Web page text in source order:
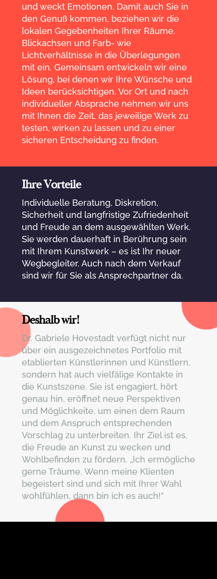
und weckt Emotionen. Damit auch Sie in
den Genuß kommen, beziehen wir die
lokalen Gegebenheiten Ihrer Räume,
Blickachsen und Farb- wie
Lichtverhältnisse in die Überlegungen
mit ein. Gemeinsam entwickeln wir eine
Lösung, bei denen wir Ihre Wünsche und
Ideen berücksichtigen. Vor Ort und nach
individueller Absprache nehmen wir uns
mit Ihnen die Zeit, das jeweilige Werk zu
testen, wirken zu lassen und zu einer
sicheren Entscheidung zu finden.
Ihre Vorteile
Individuelle Beratung, Diskretion,
Sicherheit und langfristige Zufriedenheit
und Freude an dem ausgewählten Werk.
Sie werden dauerhaft in Berührung sein
mit Ihrem Kunstwerk – es ist Ihr neuer
Wegbegleiter. Auch nach dem Verkauf
sind wir für Sie als Ansprechpartner da.
Deshalb wir!
Dr. Gabriele Hovestadt verfügt nicht nur
über ein ausgezeichnetes Portfolio mit
etablierten Künstlerinnen und Künstlern,
sondern hat auch vielfälige Kontakte in
die Kunstszene. Sie ist engagiert, hört
genau hin, eröffnet neue Perspektiven
und Möglichkeite, um einen dem Raum
und dem Anspruch entsprechenden
Vorschlag zu unterbreiten. Ihr Ziel ist es,
die Freude an Kunst zu wecken und
Wohlbefinden zu fördern. „Ich ermögliche
gerne Träume. Wenn meine Klienten
begeistert sind und sich mit Ihrer Wahl
wohlfühlen, dann bin ich es auch!“